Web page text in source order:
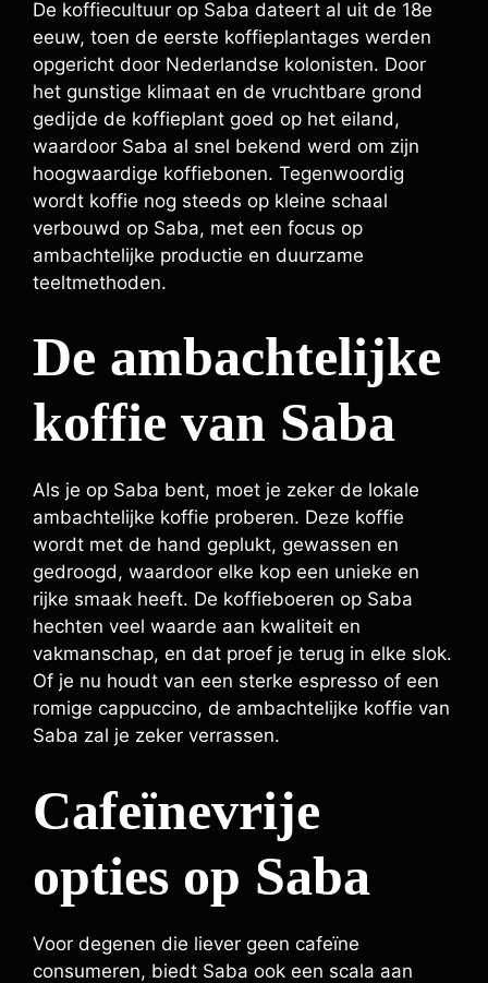
De koffiecultuur op Saba dateert al uit de 18e
eeuw, toen de eerste koffieplantages werden
opgericht door Nederlandse kolonisten. Door
het gunstige klimaat en de vruchtbare grond
gedijde de koffieplant goed op het eiland,
waardoor Saba al snel bekend werd om zijn
hoogwaardige koffiebonen. Tegenwoordig
wordt koffie nog steeds op kleine schaal
verbouwd op Saba, met een focus op
ambachtelijke productie en duurzame
teeltmethoden.
De ambachtelijke
koffie van Saba
Als je op Saba bent, moet je zeker de lokale
ambachtelijke koffie proberen. Deze koffie
wordt met de hand geplukt, gewassen en
gedroogd, waardoor elke kop een unieke en
rijke smaak heeft. De koffieboeren op Saba
hechten veel waarde aan kwaliteit en
vakmanschap, en dat proef je terug in elke slok.
Of je nu houdt van een sterke espresso of een
romige cappuccino, de ambachtelijke koffie van
Saba zal je zeker verrassen.
Cafeïnevrije
opties op Saba
Voor degenen die liever geen cafeïne
consumeren, biedt Saba ook een scala aan